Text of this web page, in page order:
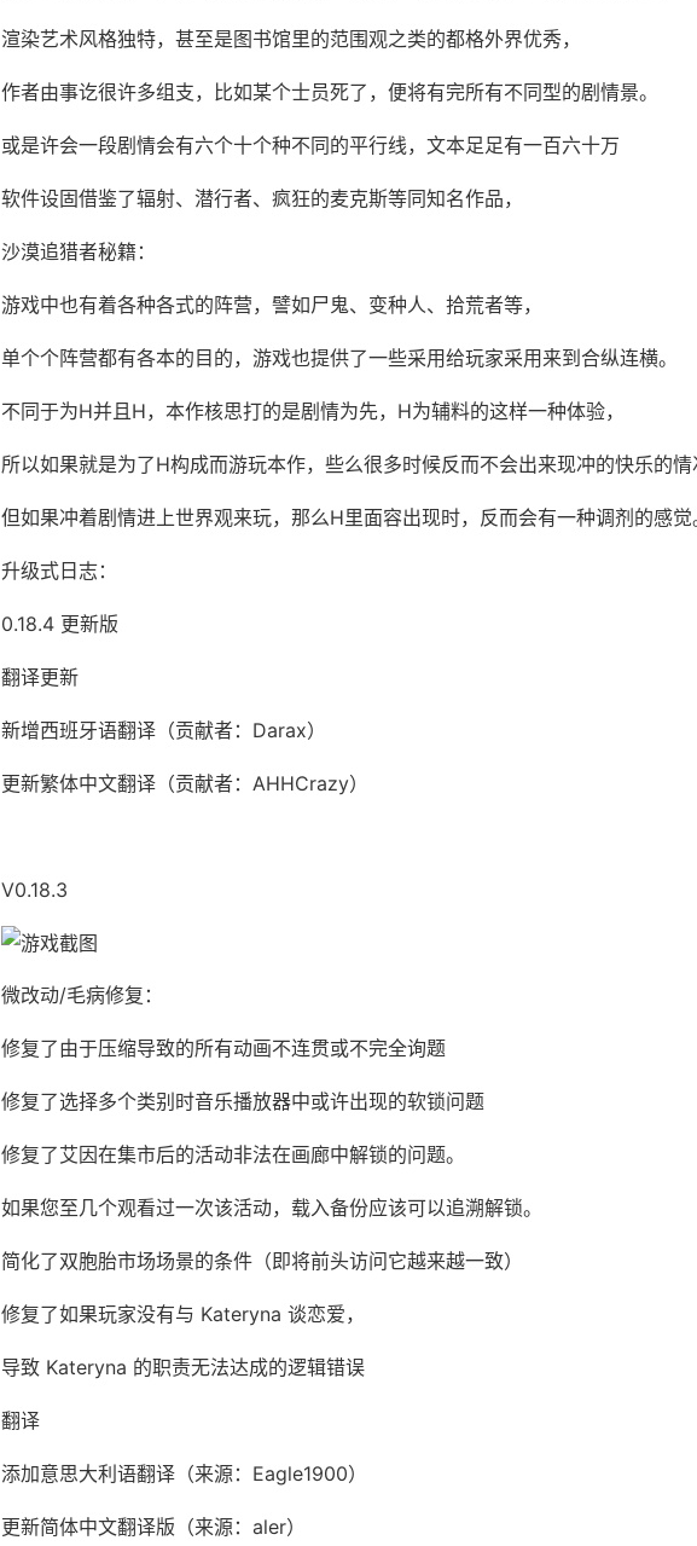
渲染艺术风格独特，甚至是图书馆里的范围观之类的都格外界优秀，
作者由事讫很许多组支，比如某个士员死了，便将有完所有不同型的剧情景。
或是许会一段剧情会有六个十个种不同的平行线，文本足足有一百六十万
软件设固借鉴了辐射、潜行者、疯狂的麦克斯等同知名作品，
沙漠追猎者秘籍：
游戏中也有着各种各式的阵营，譬如尸鬼、变种人、拾荒者等，
单个个阵营都有各本的目的，游戏也提供了一些采用给玩家采用来到合纵连横。
不同于为H并且H，本作核思打的是剧情为先，H为辅料的这样一种体验，
所以如果就是为了H构成而游玩本作，些么很多时候反而不会出来现冲的快乐的情
但如果冲着剧情进上世界观来玩，那么H里面容出现时，反而会有一种调剂的感觉
升级式日志：
0.18.4 更新版
翻译更新
新增西班牙语翻译（贡献者：Darax）
更新繁体中文翻译（贡献者：AHHCrazy）
V0.18.3
微改动/毛病修复：
修复了由于压缩导致的所有动画不连贯或不完全询题
修复了选择多个类别时音乐播放器中或许出现的软锁问题
修复了艾因在集市后的活动非法在画廊中解锁的问题。
如果您至几个观看过一次该活动，载入备份应该可以追溯解锁。
简化了双胞胎市场场景的条件（即将前头访问它越来越一致）
修复了如果玩家没有与 Kateryna 谈恋爱，
导致 Kateryna 的职责无法达成的逻辑错误
翻译
添加意思大利语翻译（来源：Eagle1900）
更新简体中文翻译版（来源：aler）